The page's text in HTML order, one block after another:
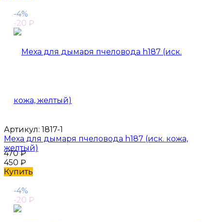
-4%
-20 ₽
Артикул: 1817-1
Меха для дымаря пчеловода h187 (иск. кожа,
желтый)
470₽
450 ₽
Купить
-4%
-20 ₽